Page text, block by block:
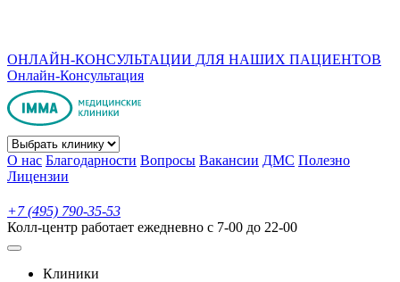
ОНЛАЙН-КОНСУЛЬТАЦИИ ДЛЯ НАШИХ ПАЦИЕНТОВ
Онлайн-Консультация
О нас Благодарности Вопросы Вакансии ДМС Полезно
Лицензии
+7 (495) 790-35-53
Колл-центр работает ежедневно с 7-00 до 22-00
Клиники